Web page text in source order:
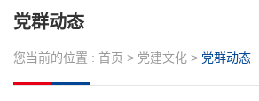
党群动态
您当前的位置 : 首页 > 党建文化 > 党群动态